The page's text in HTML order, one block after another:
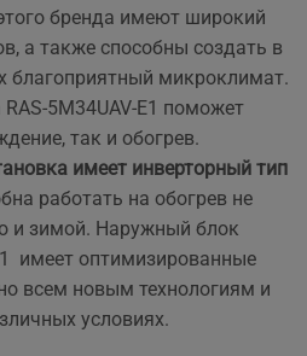
бренда имеют широкий
а также способны создать в
благоприятный микроклимат.
5M34UAV-E1 поможет
так и обогрев.
имеет инверторный тип
работать на обогрев не
и зимой. Наружный блок
имеет оптимизированные
всем новым технологиям и
условиях.